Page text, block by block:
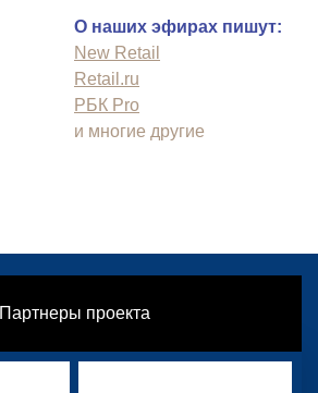
О наших эфирах пишут:
New Retail
Retail.ru
РБК Pro
и многие другие
Партнеры проекта